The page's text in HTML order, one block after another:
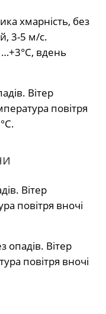
хмарність, без
3-5 м/с.
вдень
Вітер
повітря
Вітер
повітря вночі
Вітер
повітря вночі